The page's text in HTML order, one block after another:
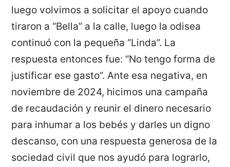
luego volvimos a solicitar el apoyo cuando
tiraron a “Bella” a la calle, luego la odisea
continuó con la pequeña “Linda”. La
respuesta entonces fue: “No tengo forma de
justificar ese gasto”. Ante esa negativa, en
noviembre de 2024, hicimos una campaña
de recaudación y reunir el dinero necesario
para inhumar a los bebés y darles un digno
descanso, con una respuesta generosa de la
sociedad civil que nos ayudó para lograrlo,